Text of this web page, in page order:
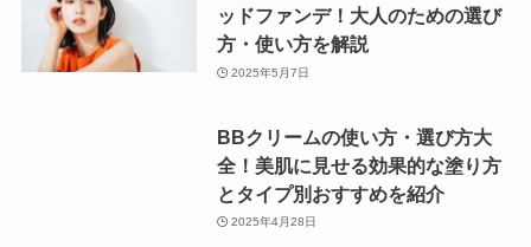
ッドファンデ！大人のための選び
方・使い方を解説
2025年5月7日
BBクリームの使い方・選び方大
全！美肌に見せる効果的な塗り方
とタイプ別おすすめを紹介
2025年4月28日